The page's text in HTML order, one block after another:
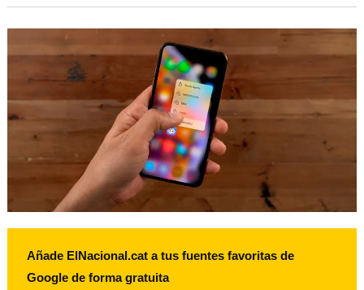
Añade ElNacional.cat a tus fuentes favoritas de
Google de forma gratuita